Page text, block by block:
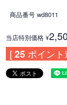
商品番号 wd8011
当店特別価格 ¥
[25 ポイン